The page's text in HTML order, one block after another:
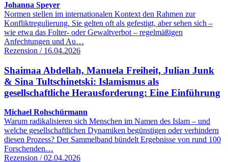
Johanna Speyer
Normen stellen im internationalen Kontext den Rahmen zur
Konfliktregulierung. Sie gelten oft als gefestigt, aber sehen sich –
wie etwa das Folter- oder Gewaltverbot – regelmäßigen
Anfechtungen und Au…
Rezension / 16.04.2026
Shaimaa Abdellah, Manuela Freiheit, Julian Junk
& Sina Tultschinetski: Islamismus als
gesellschaftliche Herausforderung: Eine Einführung
Michael Rohschürmann
Warum radikalisieren sich Menschen im Namen des Islam – und
welche gesellschaftlichen Dynamiken begünstigen oder verhindern
diesen Prozess? Der Sammelband bündelt Ergebnisse von rund 100
Forschenden…
Rezension / 02.04.2026